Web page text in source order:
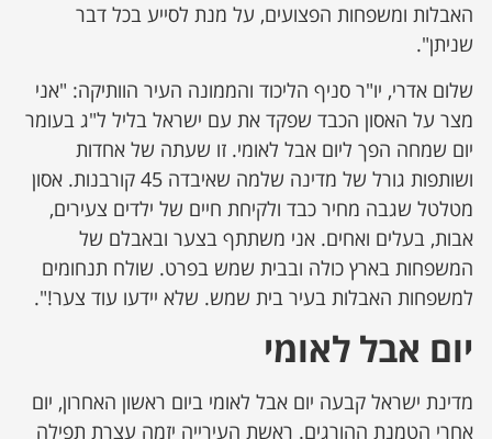
האבלות ומשפחות הפצועים, על מנת לסייע בכל דבר
שניתן".
שלום אדרי, יו"ר סניף הליכוד והממונה העיר הוותיקה: "אני
מצר על האסון הכבד שפקד את עם ישראל בליל ל"ג בעומר
יום שמחה הפך ליום אבל לאומי. זו שעתה של אחדות
ושותפות גורל של מדינה שלמה שאיבדה 45 קורבנות. אסון
מטלטל שגבה מחיר כבד ולקיחת חיים של ילדים צעירים,
אבות, בעלים ואחים. אני משתתף בצער ובאבלם של
המשפחות בארץ כולה ובבית שמש בפרט. שולח תנחומים
למשפחות האבלות בעיר בית שמש. שלא יידעו עוד צער!".
יום אבל לאומי
מדינת ישראל קבעה יום אבל לאומי ביום ראשון האחרון, יום
אחרי הטמנת ההורגים. ראשת העירייה יזמה עצרת תפילה